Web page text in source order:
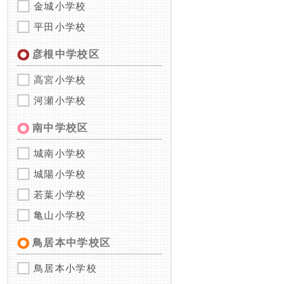
金城小学校
平田小学校
彦根中学校区
高宮小学校
河瀬小学校
南中学校区
城南小学校
城陽小学校
若葉小学校
亀山小学校
鳥居本中学校区
鳥居本小学校